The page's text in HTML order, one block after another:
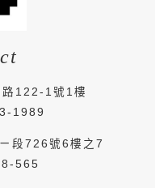
路122-1號1樓
1989
段726號6樓之7
565